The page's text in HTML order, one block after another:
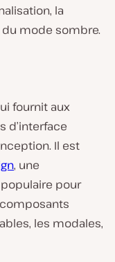
la
mode sombre.
fournit aux
d’interface
Il est
, une
pour
les modales,